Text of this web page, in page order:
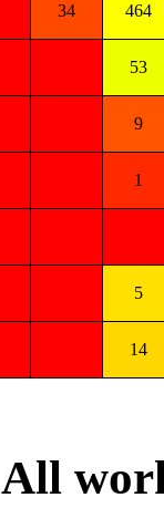
34 464
53
9
1
5
14
All